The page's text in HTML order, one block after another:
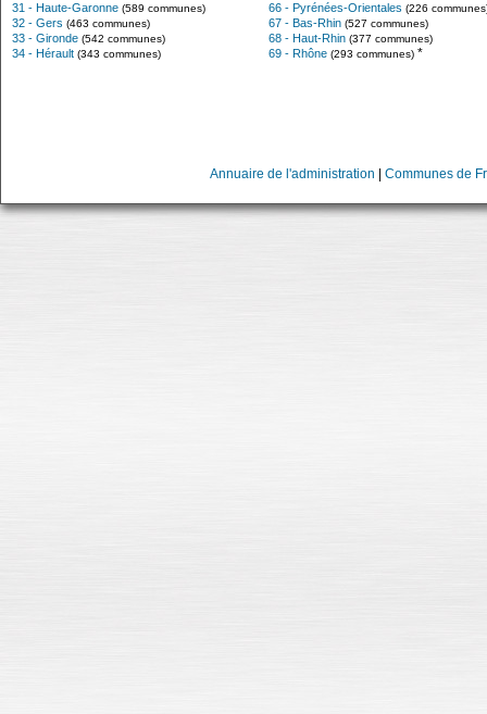
31 - Haute-Garonne (589 communes)
32 - Gers (463 communes)
33 - Gironde (542 communes)
34 - Hérault (343 communes)
66 - Pyrénées-Orientales (226
67 - Bas-Rhin (527 communes)
68 - Haut-Rhin (377 communes)
69 - Rhône (293 communes) *
Annuaire de l'administration Communes de